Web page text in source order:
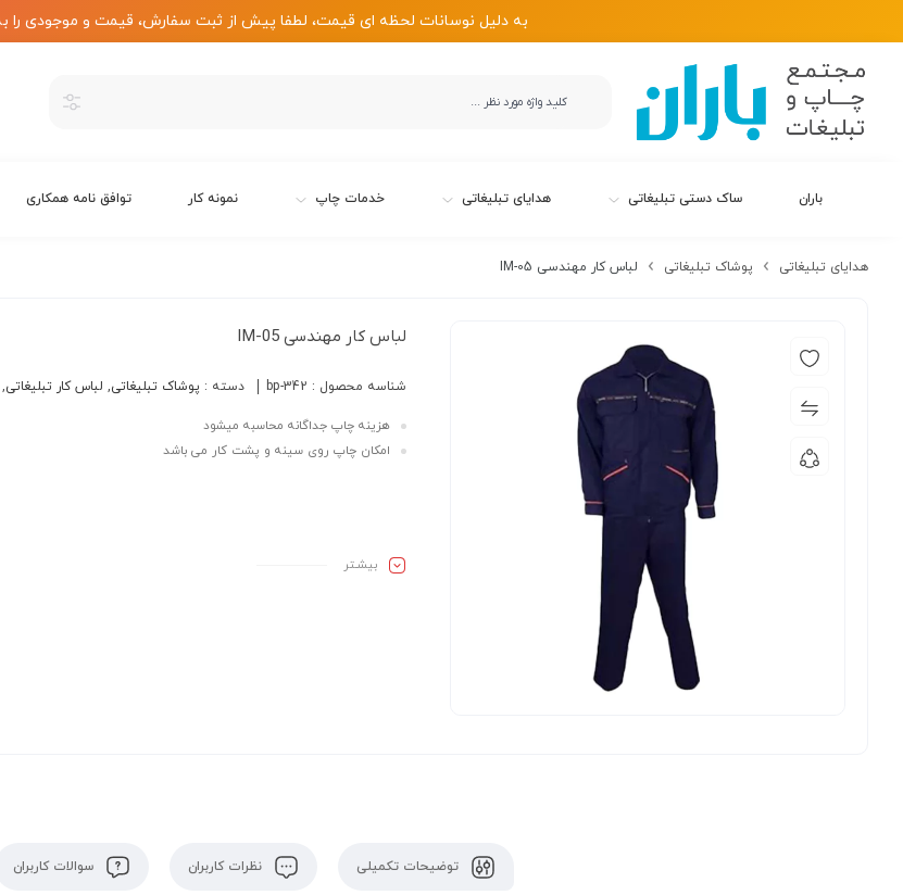
به دلیل نوسانات لحظه ای قیمت، لطفا پیش از ثبت سفارش، قیمت و موجودی را
باران ساک دستی تبلیغاتی هدایای تبلیغاتی خدمات چاپ نمونه کار توافق نامه همکاری
هدایای تبلیغاتی پوشاک تبلیغاتی لباس کار مهندسی IM-05
لباس کار مهندسی IM-05
شناسه محصول : bp-342 دسته : پوشاک تبلیغاتی, لباس کار تبلیغاتی,
هزینه چاپ جداگانه محاسبه میشود
امکان چاپ روی سینه و پشت کار می باشد
بیشـتر
توضیحات تکمیلی نظرات کاربران سوالات کاربران